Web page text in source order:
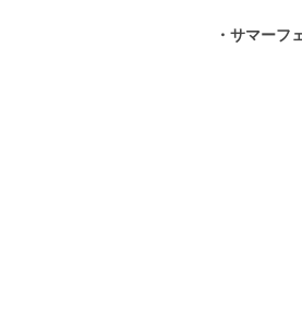
・サマーフ